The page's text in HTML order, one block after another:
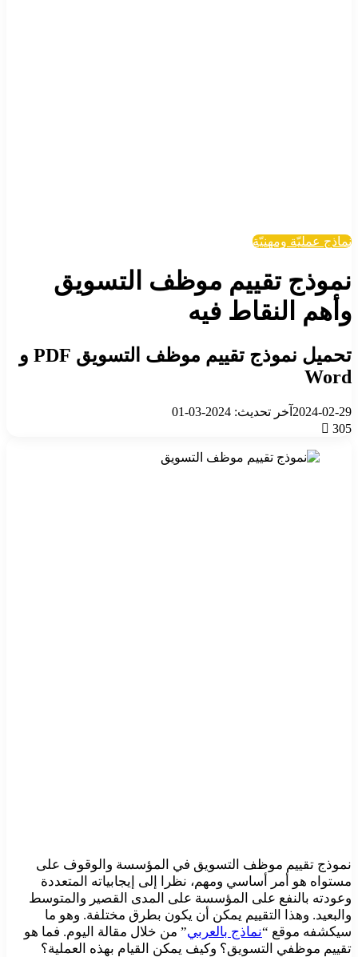
نماذج عمليّة ومهنيّة
نموذج تقييم موظف التسويق
وأهم النقاط فيه
تحميل نموذج تقييم موظف التسويق PDF و
Word
2024-02-29 آخر تحديث: 2024-03-01
305
نموذج تقييم موظف التسويق في المؤسسة والوقوف على
مستواه هو أمر أساسي ومهم، نظرا إلى إيجابياته المتعددة
وعودته بالنفع على المؤسسة على المدى القصير والمتوسط
والبعيد. وهذا التقييم يمكن أن يكون بطرق مختلفة. وهو ما
سيكشفه موقع “نماذج بالعربي” من خلال مقالة اليوم. فما هو
تقييم موظفي التسويق؟ وكيف يمكن القيام بهذه العملية؟